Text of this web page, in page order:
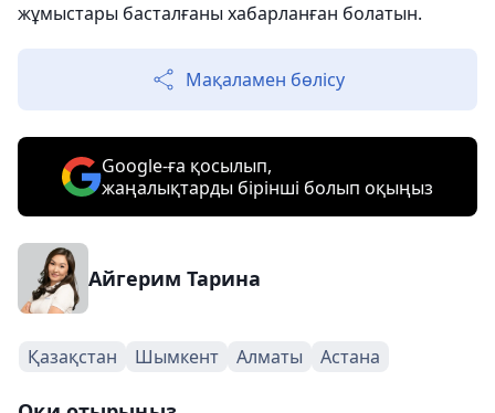
жұмыстары басталғаны хабарланған болатын.
Мақаламен бөлісу
Google-ға қосылып,
жаңалықтарды бірінші болып оқыңыз
Айгерим Тарина
Қазақстан Шымкент Алматы Астана